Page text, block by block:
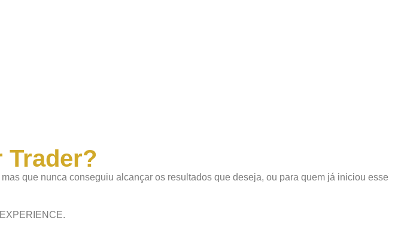
Trader?
que nunca conseguiu alcançar os resultados que deseja, ou para quem já iniciou esse